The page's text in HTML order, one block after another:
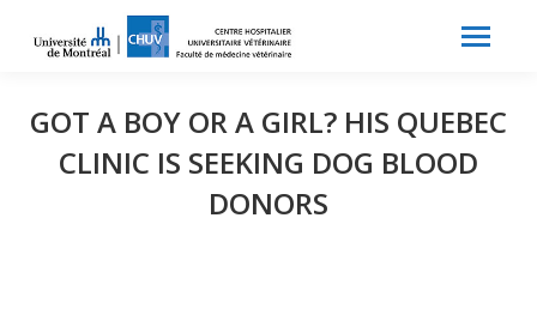
GOT A BOY OR A GIRL? HIS QUEBEC
CLINIC IS SEEKING DOG BLOOD
DONORS